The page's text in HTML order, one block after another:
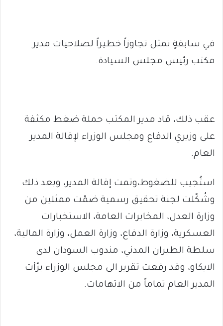
في سابقةٍ تمثل تجاوزاً خطيراً لصلاحيات مدير
مكتب رئيس مجلس السيادة.
عقب ذلك، قاد مدير المكتب حملة ضغط مكثفة
على وزيري الدفاع ومجلس الوزراء لإقالة المدير
العام.
استُجيب للضغوط،وتمت إقالة المدير، وبعد ذلك
وشُكّلت لجنة تحقيق رسمية ضمّت ممثلين من
وزارة العدل، المخابرات العامة، الاستخبارات
العسكرية، وزارة الدفاع، وزارة العمل، وزارة المالية،
سلطة الطيران المدني، مندوب السودان لدى
الايكاو، وقد رفعت تقرير الى مجلس الوزراء برّأت
المدير العام تماماً من الاتهامات.